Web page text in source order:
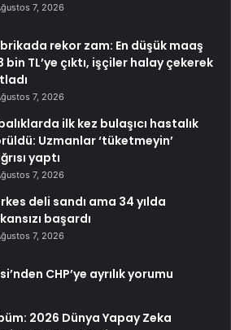
7, 2026
rekor zam: En düşük maaş
bin TL’ye çıktı, işçiler halay çekerek
7, 2026
ilk kez bulaşıcı hastalık
Uzmanlar ‘tüketmeyin’
yaptı
7, 2026
deli sandı ama 34 yılda
başardı
7, 2026
CHP’ye ayrılık yorumu
2026 Dünya Yapay Zeka